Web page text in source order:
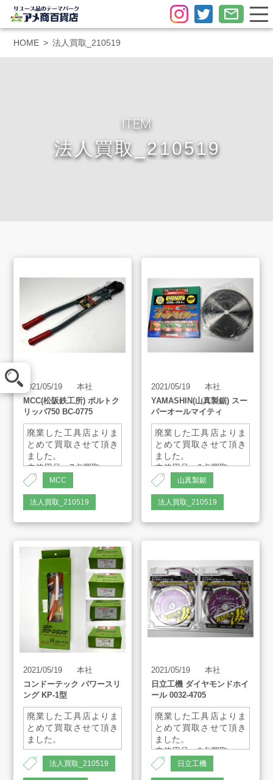
LINE査定
買取方法
買取アイテム
お客様の声
よくあるご質問
スタッフインタビュー
店舗案内
販売のご案内
会社案内
お知らせ
HOME 法人買取_210519
ITEM
法人買取_210519
2021/05/19
本社
MCC(松阪鉄工所) ボルトク
リッパ750 BC-0775
廃業した工具店よりま
とめて買取させて頂き
ました。
未使用品 7点買取
サイズ：750
質量：3.85kg
MCC
法人買取_210519
2021/05/19
本社
YAMASHIN(山真製鋸) スー
パーオールマイティ
廃業した工具店よりま
とめて買取させて頂き
ました。
未使用品 3点買取
外径255mm チップソー
山真製鋸
法人買取_210519
2021/05/19
本社
コンドーテック パワースリ
ング KP-1型
廃業した工具店よりま
とめて買取させて頂き
ました。
・幅50mm×長さ1ｍ
・幅50mm×長さ3ｍ
法人買取_210519
2021/05/19
本社
日立工機 ダイヤモンドホイ
ール 0032-4705
廃業した工具店よりま
とめて買取させて頂き
ました。
未使用品 8点買取
100mm ディスクグライ
日立工機